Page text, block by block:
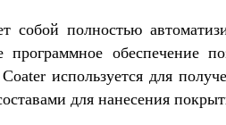
собой полностью
обеспечение
используется для
для нанесения